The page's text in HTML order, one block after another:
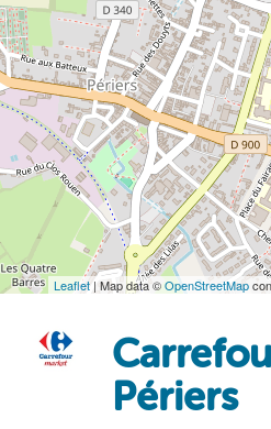
Leaflet| Map data ©OpenStreetMap
Périers